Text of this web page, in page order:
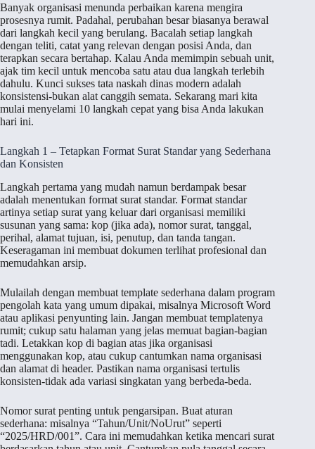
Banyak organisasi menunda perbaikan karena mengira
prosesnya rumit. Padahal, perubahan besar biasanya berawal
dari langkah kecil yang berulang. Bacalah setiap langkah
dengan teliti, catat yang relevan dengan posisi Anda, dan
terapkan secara bertahap. Kalau Anda memimpin sebuah unit,
ajak tim kecil untuk mencoba satu atau dua langkah terlebih
dahulu. Kunci sukses tata naskah dinas modern adalah
konsistensi-bukan alat canggih semata. Sekarang mari kita
mulai menyelami 10 langkah cepat yang bisa Anda lakukan
hari ini.
Langkah 1 – Tetapkan Format Surat Standar yang Sederhana
dan Konsisten
Langkah pertama yang mudah namun berdampak besar
adalah menentukan format surat standar. Format standar
artinya setiap surat yang keluar dari organisasi memiliki
susunan yang sama: kop (jika ada), nomor surat, tanggal,
perihal, alamat tujuan, isi, penutup, dan tanda tangan.
Keseragaman ini membuat dokumen terlihat profesional dan
memudahkan arsip.
Mulailah dengan membuat template sederhana dalam program
pengolah kata yang umum dipakai, misalnya Microsoft Word
atau aplikasi penyunting lain. Jangan membuat templatenya
rumit; cukup satu halaman yang jelas memuat bagian-bagian
tadi. Letakkan kop di bagian atas jika organisasi
menggunakan kop, atau cukup cantumkan nama organisasi
dan alamat di header. Pastikan nama organisasi tertulis
konsisten-tidak ada variasi singkatan yang berbeda-beda.
Nomor surat penting untuk pengarsipan. Buat aturan
sederhana: misalnya “Tahun/Unit/NoUrut” seperti
“2025/HRD/001”. Cara ini memudahkan ketika mencari surat